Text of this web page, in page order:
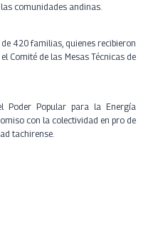
comunidades andinas.
420 familias, quienes recibieron
Comité de las Mesas Técnicas de
Poder Popular para la Energía
con la colectividad en pro de
tachirense.